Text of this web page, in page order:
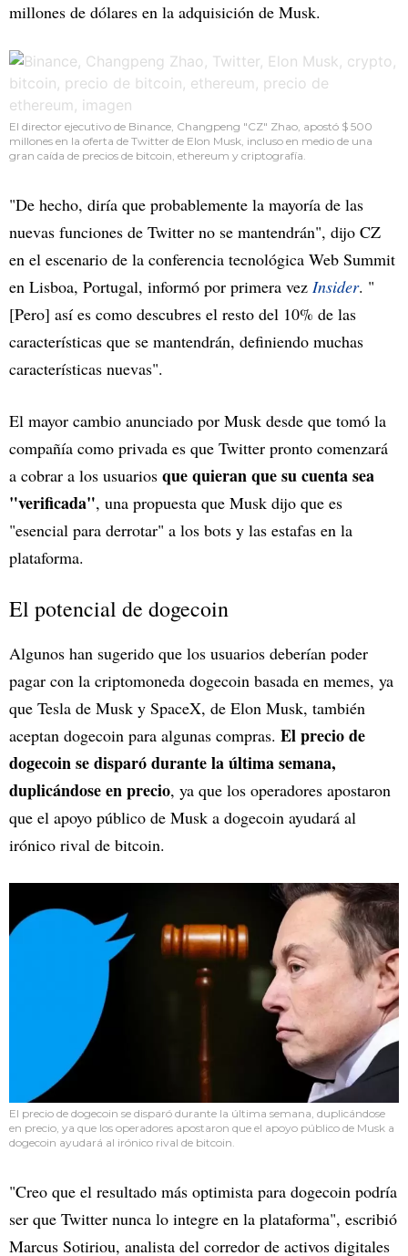
millones de dólares en la adquisición de Musk.
El director ejecutivo de Binance, Changpeng "CZ" Zhao, apostó $ 500
millones en la oferta de Twitter de Elon Musk, incluso en medio de una
gran caída de precios de bitcoin, ethereum y criptografía.
"De hecho, diría que probablemente la mayoría de las
nuevas funciones de Twitter no se mantendrán", dijo CZ
en el escenario de la conferencia tecnológica Web Summit
en Lisboa, Portugal, informó por primera vez Insider. "
[Pero] así es como descubres el resto del 10% de las
características que se mantendrán, definiendo muchas
características nuevas".
El mayor cambio anunciado por Musk desde que tomó la
compañía como privada es que Twitter pronto comenzará
a cobrar a los usuarios que quieran que su cuenta sea
"verificada", una propuesta que Musk dijo que es
"esencial para derrotar" a los bots y las estafas en la
plataforma.
El potencial de dogecoin
Algunos han sugerido que los usuarios deberían poder
pagar con la criptomoneda dogecoin basada en memes, ya
que Tesla de Musk y SpaceX, de Elon Musk, también
aceptan dogecoin para algunas compras. El precio de
dogecoin se disparó durante la última semana,
duplicándose en precio, ya que los operadores apostaron
que el apoyo público de Musk a dogecoin ayudará al
irónico rival de bitcoin.
El precio de dogecoin se disparó durante la última semana, duplicándose
en precio, ya que los operadores apostaron que el apoyo público de Musk a
dogecoin ayudará al irónico rival de bitcoin.
"Creo que el resultado más optimista para dogecoin podría
ser que Twitter nunca lo integre en la plataforma", escribió
Marcus Sotiriou, analista del corredor de activos digitales